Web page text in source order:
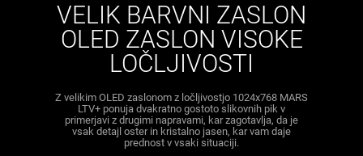
VELIK BARVNI ZASLON
OLED ZASLON VISOKE
LOČLJIVOSTI
Z velikim OLED zaslonom z ločljivostjo 1024x768 MARS
LTV+ ponuja dvakratno gostoto slikovnih pik v
primerjavi z drugimi napravami, kar zagotavlja, da je
vsak detajl oster in kristalno jasen, kar vam daje
prednost v vsaki situaciji.